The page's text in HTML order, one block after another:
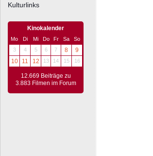
Kulturlinks
Kinokalender
Mo Di Mi Do Fr Sa
So
3
4 5 6 7 8
9
10
11 12 13 14 15 16
12.669 Beiträge zu
3.883 Filmen im Forum